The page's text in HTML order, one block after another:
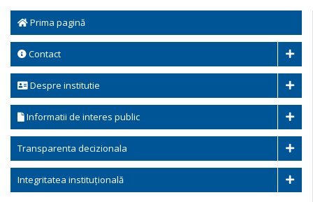
Prima pagină
Contact
Despre institutie
Informatii de interes public
Transparenta decizionala
Integritatea instituțională